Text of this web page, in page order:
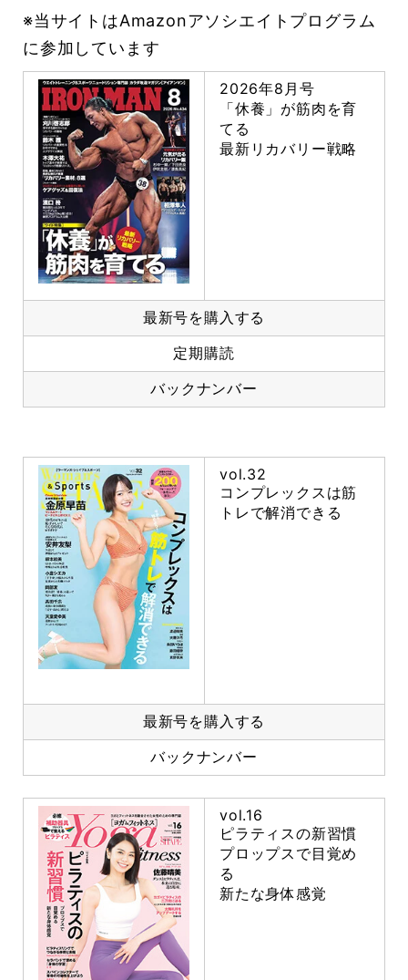
※当サイトはAmazonアソシエイトプログラム
に参加しています
2026年8月号
「休養」が筋肉を育
てる
最新リカバリー戦略
最新号を購入する
定期購読
バックナンバー
vol.32
コンプレックスは筋
トレで解消できる
最新号を購入する
バックナンバー
vol.16
ピラティスの新習慣
プロップスで目覚め
る
新たな身体感覚